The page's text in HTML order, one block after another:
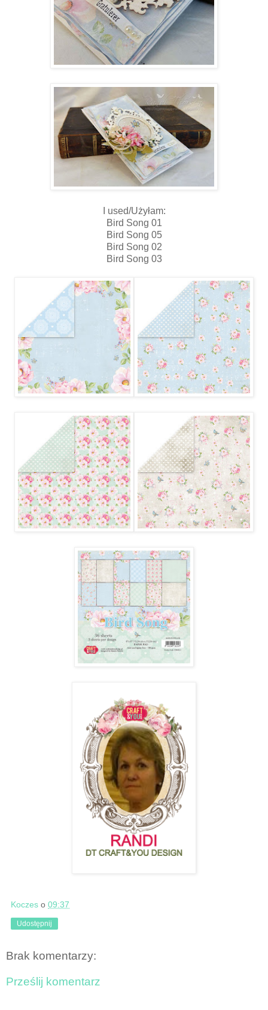
I used/Użyłam:
Bird Song 01
Bird Song 05
Bird Song 02
Bird Song 03
Koczes o 09:37
Udostępnij
Brak komentarzy:
Prześlij komentarz